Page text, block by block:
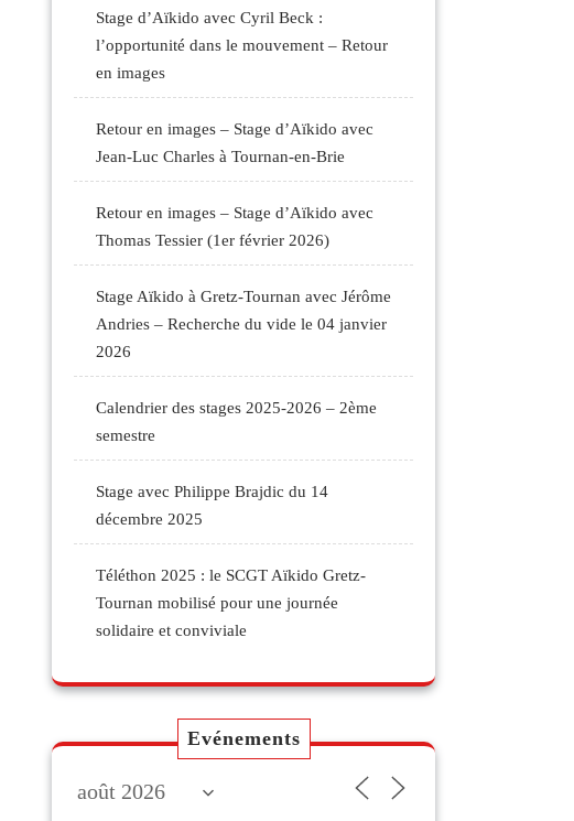
Stage d’Aïkido avec Cyril Beck :
l’opportunité dans le mouvement – Retour
en images
Retour en images – Stage d’Aïkido avec
Jean-Luc Charles à Tournan-en-Brie
Retour en images – Stage d’Aïkido avec
Thomas Tessier (1er février 2026)
Stage Aïkido à Gretz-Tournan avec Jérôme
Andries – Recherche du vide le 04 janvier
2026
Calendrier des stages 2025-2026 – 2ème
semestre
Stage avec Philippe Brajdic du 14
décembre 2025
Téléthon 2025 : le SCGT Aïkido Gretz-
Tournan mobilisé pour une journée
solidaire et conviviale
Evénements